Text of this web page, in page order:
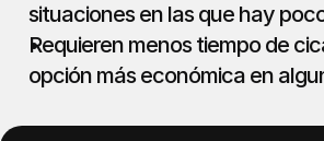
situaciones en las que hay
Requieren menos tiempo de
opción más económica en